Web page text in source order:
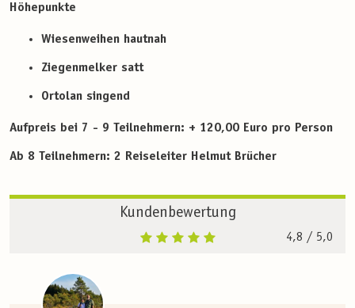
Höhepunkte
Wiesenweihen hautnah
Ziegenmelker satt
Ortolan singend
Aufpreis bei 7 - 9 Teilnehmern: + 120,00 Euro pro Person
Ab 8 Teilnehmern: 2 Reiseleiter Helmut Brücher
Kundenbewertung
4,8 / 5,0